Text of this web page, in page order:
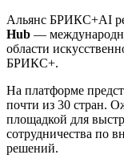
Альянс БРИКС+AI
Hub —
области
БРИКС+.
На платформе
почти из 30 стран.
площадкой для
сотрудничества по
решений.